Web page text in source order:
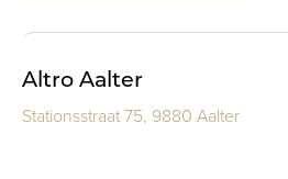
Altro Aalter
Stationsstraat 75, 9880 Aalter